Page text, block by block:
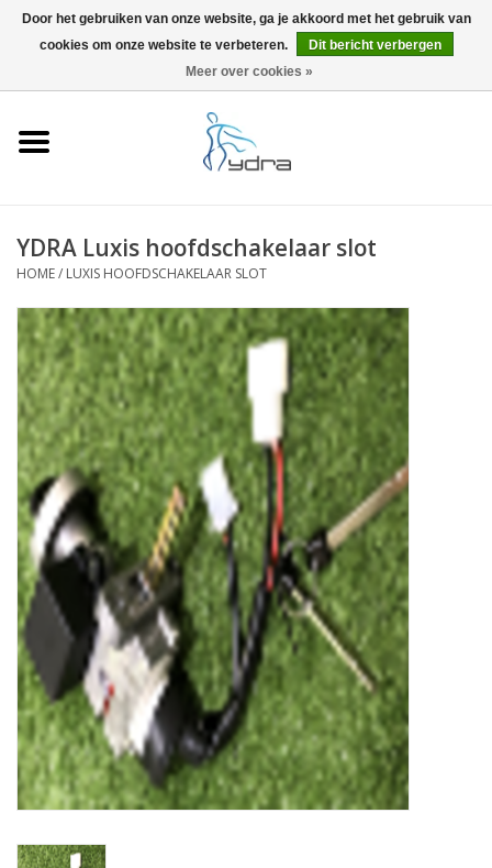
0 Artikelen - €0,00
Accessoires
Blog
YDRA Luxis hoofdschakelaar slot
HOME/ LUXIS HOOFDSCHAKELAAR SLOT
Door het gebruiken van onze website, ga je akkoord met het gebruik van
cookies om onze website te verbeteren.
Dit bericht verbergen
Meer over cookies »